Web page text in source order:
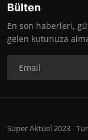
Bülten
En son haberleri,
gelen kutunuza
Süper Aktüel 2023 -